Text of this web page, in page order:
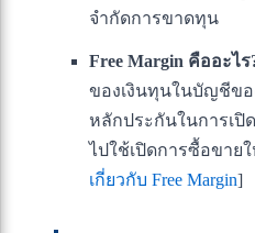
จำกัดการขาดทุน
Free Margin คืออะไร
ของเงินทุนในบัญชีข
หลักประกันในการเปิ
ไปใช้เปิดการซื้อขาย
เกี่ยวกับ Free Margin]